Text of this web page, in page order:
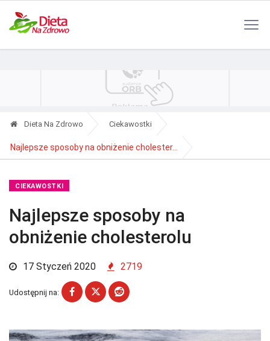
Dieta Na Zdrowo Ciekawostki
Najlepsze sposoby na obniżenie cholester...
CIEKAWOSTKI
Najlepsze sposoby na
obniżenie cholesterolu
17 Styczeń 2020 2719
Udostępnij na: